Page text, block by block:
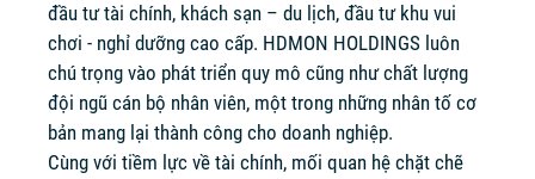
đầu tư tài chính, khách sạn – du lịch, đầu tư khu vui
chơi - nghỉ dưỡng cao cấp. HDMON HOLDINGS luôn
chú trọng vào phát triển quy mô cũng như chất lượng
đội ngũ cán bộ nhân viên, một trong những nhân tố cơ
bản mang lại thành công cho doanh nghiệp.
Cùng với tiềm lực về tài chính, mối quan hệ chặt chẽ